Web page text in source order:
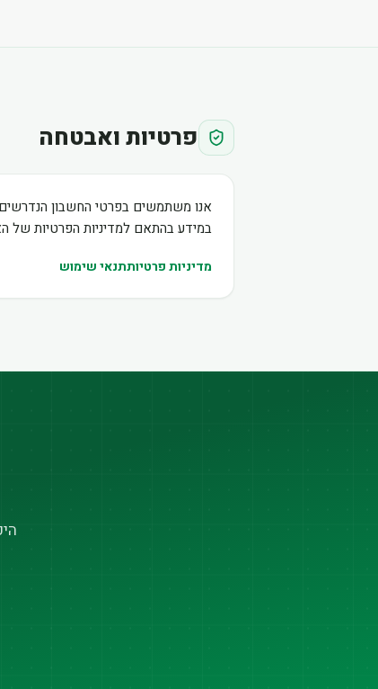
פרטיות ואבטחה
אנו משתמשים בפרטי החשבון
במידע בהתאם למדיניות הפרטיות של
מדיניות פרטיותתנאי שימוש